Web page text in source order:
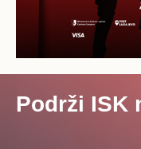
Podrži ISK